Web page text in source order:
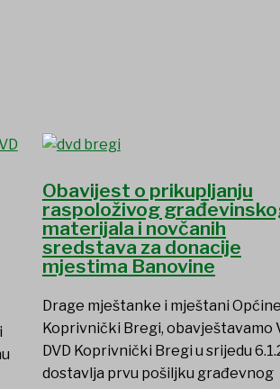
Obavijest o prikupljanju
raspoloživog
materijala i novčanih
sredstava za donacije
mjestima Banovine
Drage mještanke i mještani Općine
Koprivnički Bregi, obavještavamo
DVD Koprivnički Bregi u srijedu
dostavlja prvu pošiljku građevnog